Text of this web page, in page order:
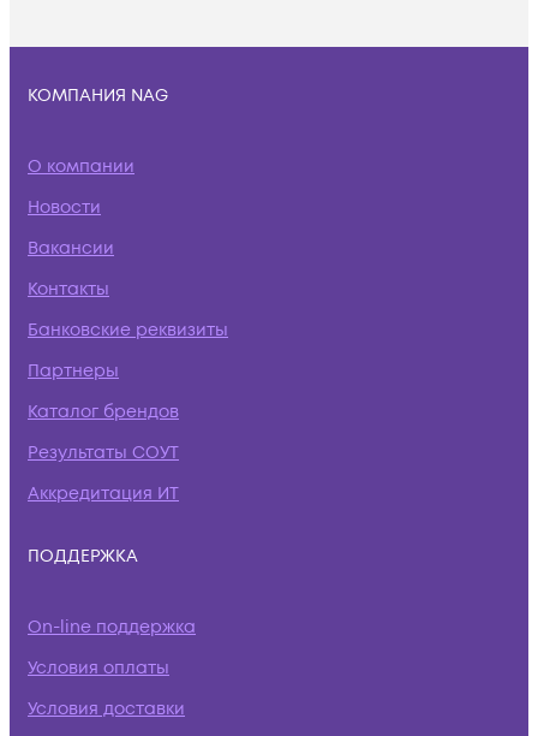
КОМПАНИЯ NAG
О компании
Новости
Вакансии
Контакты
Банковские реквизиты
Партнеры
Каталог брендов
Результаты СОУТ
Аккредитация ИТ
ПОДДЕРЖКА
On-line поддержка
Условия оплаты
Условия доставки